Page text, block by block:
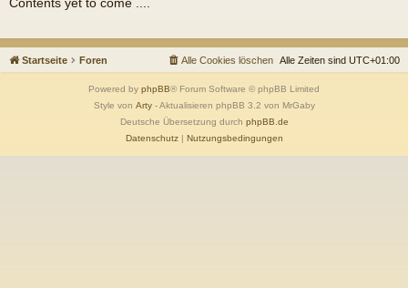
Contents yet to come ....
Startseite Foren Alle Zeiten sind UTC+01:00
Alle Cookies löschen
Powered by phpBB® Forum Software © phpBB Limited
Style von Arty- Aktualisieren phpBB 3.2 von MrGaby
Deutsche Übersetzung durch phpBB.de
Datenschutz| Nutzungsbedingungen